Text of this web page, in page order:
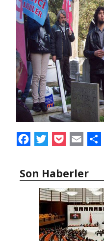
FacebookTwitterPocketEmail
Son Haberler